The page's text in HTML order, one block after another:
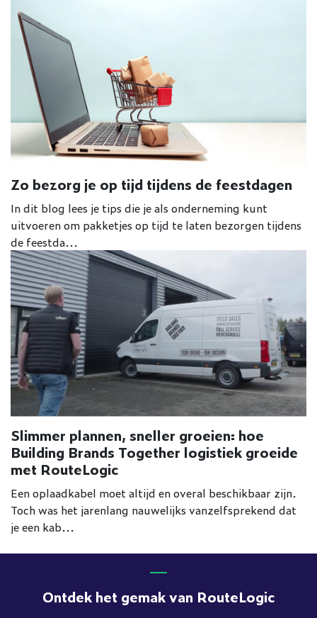
Zo bezorg je op tijd tijdens de feestdagen
In dit blog lees je tips die je als onderneming kunt
uitvoeren om pakketjes op tijd te laten bezorgen tijdens
de feestda...
Slimmer plannen, sneller groeien: hoe
Building Brands Together logistiek groeide
met RouteLogic
Een oplaadkabel moet altijd en overal beschikbaar zijn.
Toch was het jarenlang nauwelijks vanzelfsprekend dat
je een kab...
Ontdek het gemak van RouteLogic